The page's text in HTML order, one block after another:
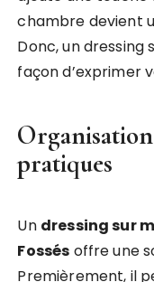
chambre devient
Donc, un dressing
façon d’exprimer
pratiques
Un dressing sur
Fossés offre une
Premièrement, il